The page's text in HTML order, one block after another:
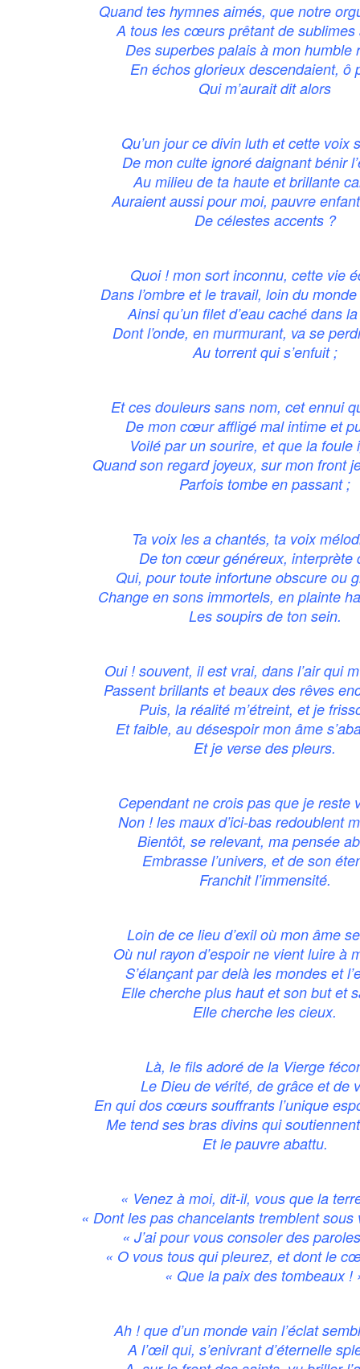
Quand tes hymnes aimés, que notre
A tous les cœurs prêtant de sublimes
Des superbes palais à mon humble
En échos glorieux descendaient, ô
Qui m’aurait dit alors
Qu’un jour ce divin luth et cette voix
De mon culte ignoré daignant bénir
Au milieu de ta haute et brillante
Auraient aussi pour moi, pauvre
De célestes accents ?
Quoi ! mon sort inconnu, cette vie
Dans l’ombre et le travail, loin du
Ainsi qu’un filet d’eau caché dans
Dont l’onde, en murmurant, va se
Au torrent qui s’enfuit ;
Et ces douleurs sans nom, cet ennui
De mon cœur affligé mal intime et
Voilé par un sourire, et que la foule
Quand son regard joyeux, sur mon front
Parfois tombe en passant ;
Ta voix les a chantés, ta voix
De ton cœur généreux, interprète
Qui, pour toute infortune obscure ou
Change en sons immortels, en plainte
Les soupirs de ton sein.
Oui ! souvent, il est vrai, dans l’air qui
Passent brillants et beaux des rêves
Puis, la réalité m’étreint, et je
Et faible, au désespoir mon âme
Et je verse des pleurs.
Cependant ne crois pas que je reste
Non ! les maux d’ici-bas redoublent
Bientôt, se relevant, ma pensée
Embrasse l’univers, et de son
Franchit l’immensité.
Loin de ce lieu d’exil où mon âme
Où nul rayon d’espoir ne vient luire à
S’élançant par delà les mondes et
Elle cherche plus haut et son but et
Elle cherche les cieux.
Là, le fils adoré de la Vierge
Le Dieu de vérité, de grâce et de
En qui dos cœurs souffrants l’unique
Me tend ses bras divins qui
Et le pauvre abattu.
« Venez à moi, dit-il, vous que la
« Dont les pas chancelants tremblent sous
« J’ai pour vous consoler des
« O vous tous qui pleurez, et dont le
« Que la paix des tombeaux !
Ah ! que d’un monde vain l’éclat
A l’œil qui, s’enivrant d’éternelle